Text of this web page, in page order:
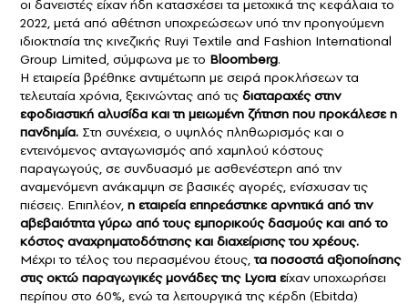
οι δανειστές είχαν ήδη κατασχέσει τα μετοχικά της κεφάλαια το
2022, μετά από αθέτηση υποχρεώσεων υπό την προηγούμενη
ιδιοκτησία της κινεζικής Ruyi Textile and Fashion International
Group Limited, σύμφωνα με το Bloomberg.
Η εταιρεία βρέθηκε αντιμέτωπη με σειρά προκλήσεων τα
τελευταία χρόνια, ξεκινώντας από τις διαταραχές στην
εφοδιαστική αλυσίδα και τη μειωμένη ζήτηση που προκάλεσε η
πανδημία. Στη συνέχεια, ο υψηλός πληθωρισμός και ο
εντεινόμενος ανταγωνισμός από χαμηλού κόστους
παραγωγούς, σε συνδυασμό με ασθενέστερη από την
αναμενόμενη ανάκαμψη σε βασικές αγορές, ενίσχυσαν τις
πιέσεις. Επιπλέον, η εταιρεία επηρεάστηκε αρνητικά από την
αβεβαιότητα γύρω από τους εμπορικούς δασμούς και από το
κόστος αναχρηματοδότησης και διαχείρισης του χρέους.
Μέχρι το τέλος του περασμένου έτους,τα ποσοστά αξιοποίησης
στις οκτώ παραγωγικές μονάδες της Lycra είχαν υποχωρήσει
περίπου στο 60%, ενώ τα λειτουργικά της κέρδη (Ebitda)